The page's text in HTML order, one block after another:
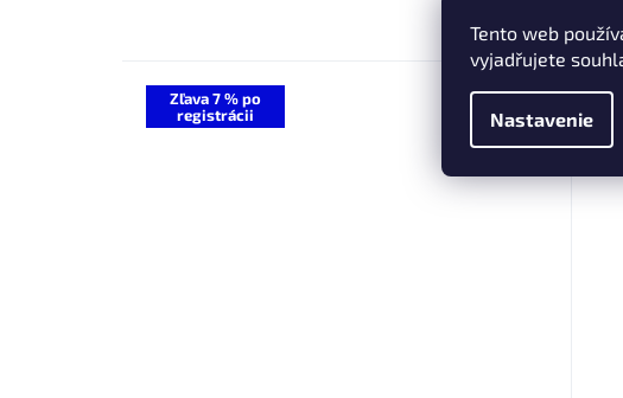
Tento web
vyjadřujete
Nastavenie
Zľava 7 % po
registrácii